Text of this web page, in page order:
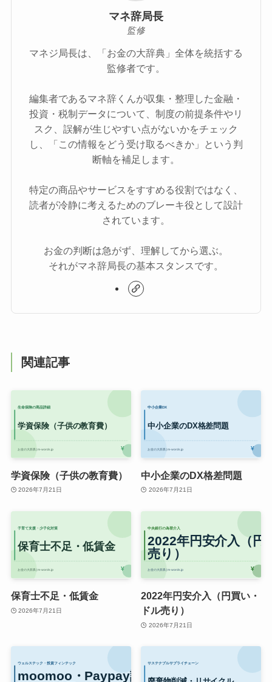
マネ辞局長
監修
マネジ局長は、「お金の大辞典」全体を統括する
監修者です。
編集者であるマネ辞くんが収集・整理した金融・
投資・税制データについて、制度の前提条件やリ
スク、誤解が生じやすい点がないかをチェック
し、「この情報をどう受け取るべきか」という判
断軸を補足します。
特定の商品やサービスをすすめる役割ではなく、
読者が冷静に考えるためのブレーキ役として設計
されています。
お金の判断は急がず、理解してから選ぶ。
それがマネ辞局長の基本スタンスです。
関連記事
学資保険（子供の教育費）
2026年7月21日
中小企業のDX格差問題
2026年7月21日
保育士不足・低賃金
2026年7月21日
2022年円安介入（円買い・
ドル売り）
2026年7月21日